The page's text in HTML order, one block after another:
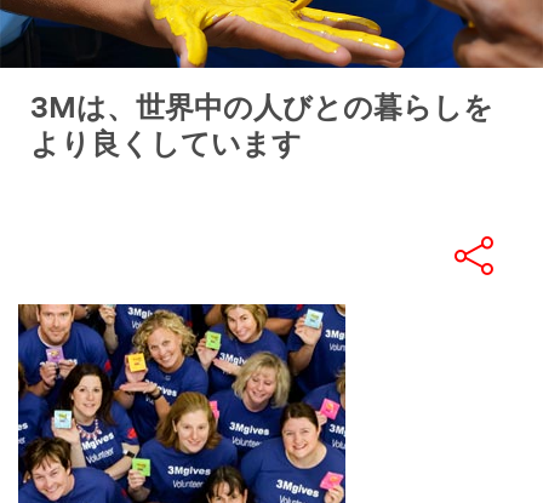
3Mは、世界中の人びとの暮らしを
より良くしています